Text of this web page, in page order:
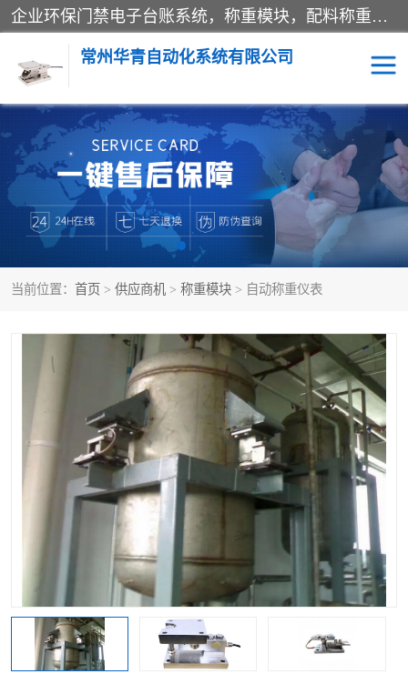
企业环保门禁电子台账系统，称重模块，配料称重系统,称重模块厂家,地磅称重系统,检重秤厂家 常州华青自动化主营：称重模块、无人值守称重系统、配料称重系统、地磅称重系统、检重秤、托利多称重模块等产品。各种称重软件，移动源环保门禁电子台账系统软件。 常州华青自动化系统有限公司7*24的电话支持服务、项目现场开发服务、新功能定制研发服务，产品培训、远程维护，现场安装调试工程等。
常州华青自动化系统有限公司
当前位置： 首页 > 供应商机 > 称重模块 > 自动称重仪表
称重模块 称重仪表
手工配料系统 屠宰管理软件
自动化配料系统 称重贴标机
屠宰轨道秤 检重秤
移动源环保门禁电子台账
系统